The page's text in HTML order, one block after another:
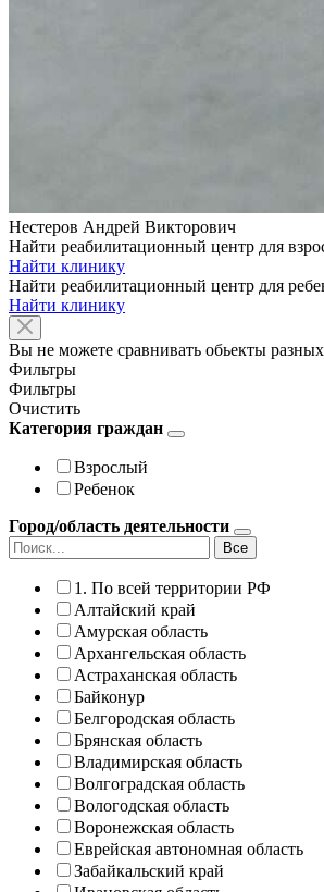
Нестеров Андрей Викторович
Найти реабилитационный центр для
Найти клинику
Найти реабилитационный центр для
Найти клинику
Вы не можете сравнивать обьекты
Фильтры
Фильтры
Очистить
Категория граждан
Взрослый
Ребенок
Город/область деятельности
Все
1. По всей территории РФ
Алтайский край
Амурская область
Архангельская область
Астраханская область
Байконур
Белгородская область
Брянская область
Владимирская область
Волгоградская область
Вологодская область
Воронежская область
Еврейская автономная область
Забайкальский край